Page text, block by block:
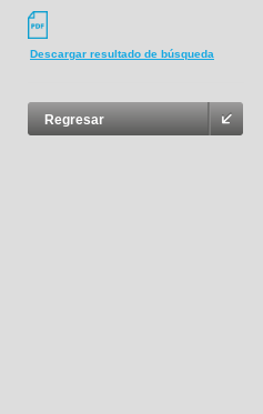
Descargar resultado de búsqueda
Regresar